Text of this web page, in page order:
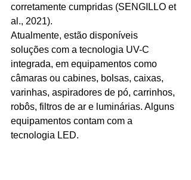
corretamente cumpridas (SENGILLO et
al., 2021).
Atualmente, estão disponíveis
soluções com a tecnologia UV-C
integrada, em equipamentos como
câmaras ou cabines, bolsas, caixas,
varinhas, aspiradores de pó, carrinhos,
robôs, filtros de ar e luminárias. Alguns
equipamentos contam com a
tecnologia LED.